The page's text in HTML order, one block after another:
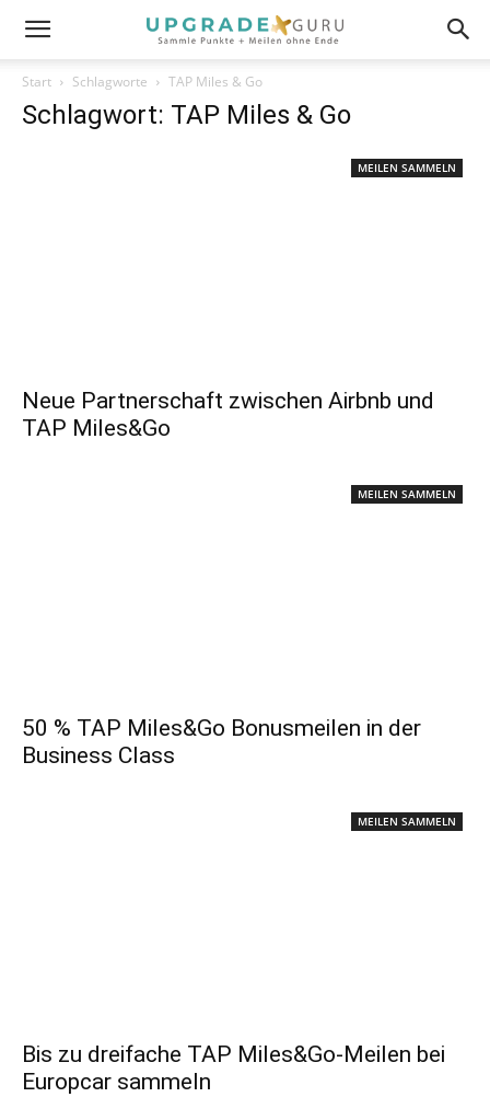
Start Schlagworte TAP Miles & Go
Schlagwort: TAP Miles & Go
MEILEN SAMMELN
Neue Partnerschaft zwischen Airbnb und
TAP Miles&Go
MEILEN SAMMELN
50 % TAP Miles&Go Bonusmeilen in der
Business Class
MEILEN SAMMELN
Bis zu dreifache TAP Miles&Go-Meilen bei
Europcar sammeln